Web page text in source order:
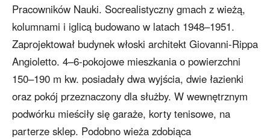
Pracowników Nauki. Socrealistyczny gmach z wieżą,
kolumnami i iglicą budowano w latach 1948–1951.
Zaprojektował budynek włoski architekt Giovanni-Rippa
Angioletto. 4–6-pokojowe mieszkania o powierzchni
150–190 m kw. posiadały dwa wyjścia, dwie łazienki
oraz pokój przeznaczony dla służby. W wewnętrznym
podwórku mieściły się garaże, korty tenisowe, na
parterze sklep. Podobno wieża zdobiąca